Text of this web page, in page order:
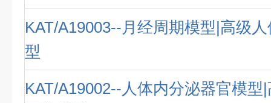
KAT/A19003--月经周期模型|高级
型
KAT/A19002--人体内分泌器官模型